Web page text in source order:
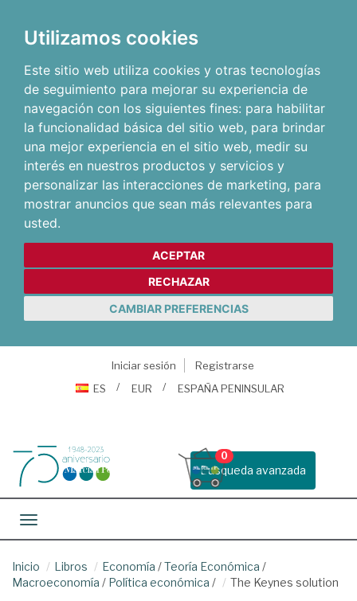
Utilizamos cookies
Este sitio web utiliza cookies y otras tecnologías
de seguimiento para mejorar su experiencia de
navegación con los siguientes fines: para habilitar
la funcionalidad básica del sitio web, para brindar
una mejor experiencia en el sitio web, medir su
interés en nuestros productos y servicios y
personalizar las interacciones de marketing, para
mostrar anuncios que sean más relevantes para
usted.
ACEPTAR
RECHAZAR
CAMBIAR PREFERENCIAS
Iniciar sesión
Registrarse
ES
EUR ESPAÑA PENINSULAR
Busqueda avanzada
0
Toggle navigation
Inicio Libros Economía /Teoría Económica /
Macroeconomía / Política económica / The Keynes solution